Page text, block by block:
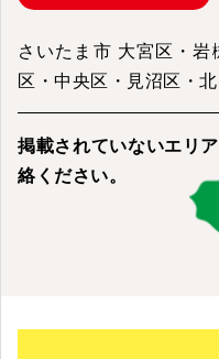
さいたま市 大宮区・
区・中央区・見沼区・
掲載されていないエリ
絡ください。